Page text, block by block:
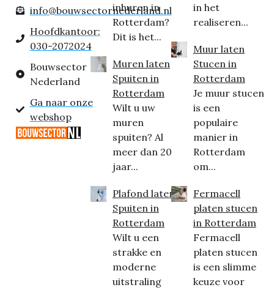
info@bouwsectornederland.nl
Hoofdkantoor:
030-2072024
Bouwsector
Nederland
Ga naar onze
webshop
inhuren in
Rotterdam?
Dit is het...
Muren laten
Spuiten in
Rotterdam
Wilt u uw
muren
spuiten? Al
meer dan 20
jaar...
Plafond laten
Spuiten in
Rotterdam
Wilt u een
strakke en
moderne
uitstraling
in het
realiseren...
Muur laten
Stucen in
Rotterdam
Je muur stucen
is een
populaire
manier in
Rotterdam
om...
Fermacell
platen stucen
in Rotterdam
Fermacell
platen stucen
is een slimme
keuze voor